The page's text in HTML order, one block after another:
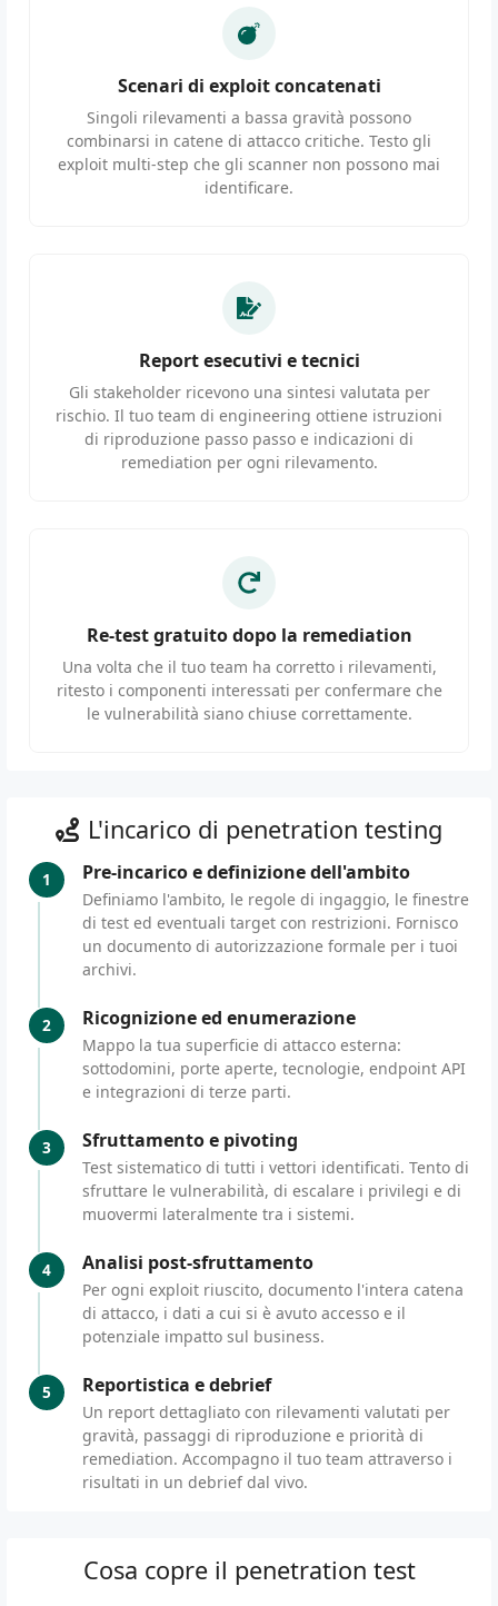
Scenari di exploit concatenati
Singoli rilevamenti a bassa gravità possono
combinarsi in catene di attacco critiche. Testo gli
exploit multi-step che gli scanner non possono mai
identificare.
Report esecutivi e tecnici
Gli stakeholder ricevono una sintesi valutata per
rischio. Il tuo team di engineering ottiene istruzioni
di riproduzione passo passo e indicazioni di
remediation per ogni rilevamento.
Re-test gratuito dopo la remediation
Una volta che il tuo team ha corretto i rilevamenti,
ritesto i componenti interessati per confermare che
le vulnerabilità siano chiuse correttamente.
L'incarico di penetration testing
1 Pre-incarico e definizione dell'ambito
Definiamo l'ambito, le regole di ingaggio, le finestre
di test ed eventuali target con restrizioni. Fornisco
un documento di autorizzazione formale per i tuoi
archivi.
2 Ricognizione ed enumerazione
Mappo la tua superficie di attacco esterna:
sottodomini, porte aperte, tecnologie, endpoint API
e integrazioni di terze parti.
3 Sfruttamento e pivoting
Test sistematico di tutti i vettori identificati. Tento di
sfruttare le vulnerabilità, di escalare i privilegi e di
muovermi lateralmente tra i sistemi.
4 Analisi post-sfruttamento
Per ogni exploit riuscito, documento l'intera catena
di attacco, i dati a cui si è avuto accesso e il
potenziale impatto sul business.
5 Reportistica e debrief
Un report dettagliato con rilevamenti valutati per
gravità, passaggi di riproduzione e priorità di
remediation. Accompagno il tuo team attraverso i
risultati in un debrief dal vivo.
Cosa copre il penetration test